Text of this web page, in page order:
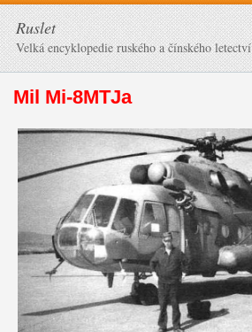
Ruslet
Velká encyklopedie ruského a čínského letectví
Mil Mi-8MTJa